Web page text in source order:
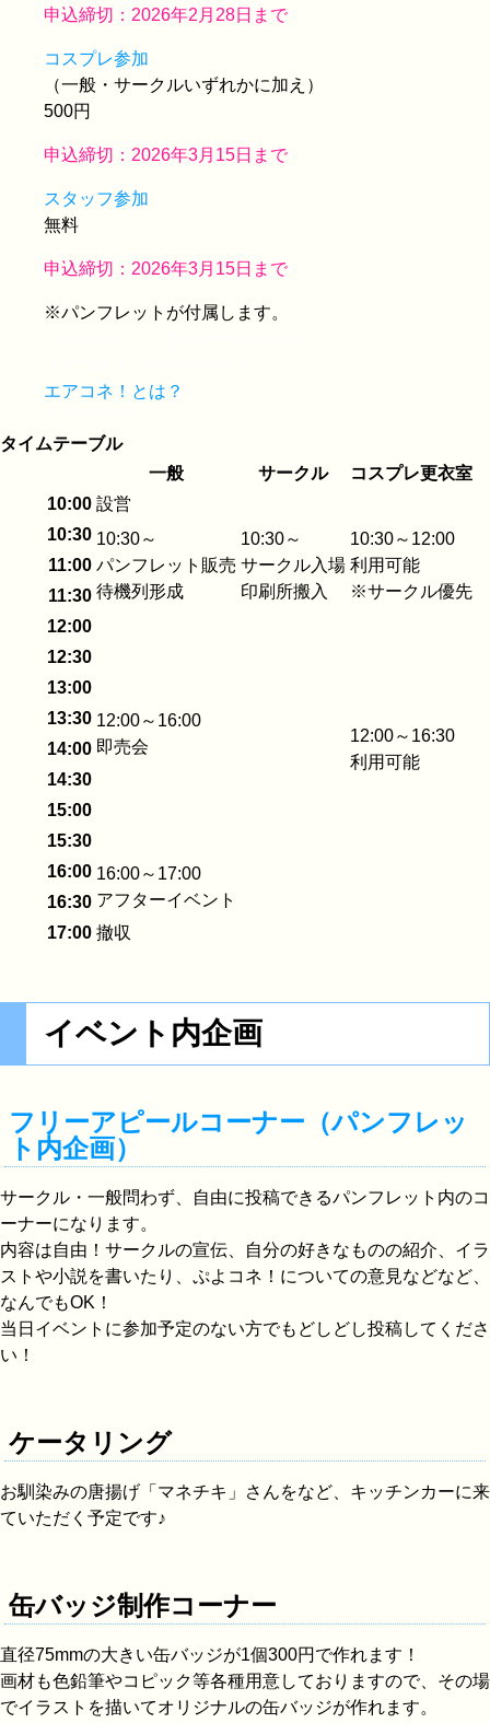
申込締切：2026年2月28日まで
コスプレ参加
（一般・サークルいずれかに加え）
500円
申込締切：2026年3月15日まで
スタッフ参加
無料
申込締切：2026年3月15日まで
※パンフレットが付属します。
エアコネ！とは？
タイムテーブル
一般
サークル
コスプレ更衣室
10:00 設営
10:30 10:30～
パンフレット販売
待機列形成
10:30～
サークル入場
印刷所搬入
10:30～12:00
利用可能
※サークル優先
11:00
11:30
12:00
12:00～16:00
即売会
12:00～16:30
利用可能
12:30
13:00
13:30
14:00
14:30
15:00
15:30
16:00 16:00～17:00
アフターイベント
16:30
17:00 撤収
イベント内企画
フリーアピールコーナー（パンフレッ
ト内企画）
サークル・一般問わず、自由に投稿できるパンフレット内のコ
ーナーになります。
内容は自由！サークルの宣伝、自分の好きなものの紹介、イラ
ストや小説を書いたり、ぷよコネ！についての意見などなど、
なんでもOK！
当日イベントに参加予定のない方でもどしどし投稿してくださ
い！
ケータリング
お馴染みの唐揚げ「マネチキ」さんをなど、キッチンカーに来
ていただく予定です♪
缶バッジ制作コーナー
直径75mmの大きい缶バッジが1個300円で作れます！
画材も色鉛筆やコピック等各種用意しておりますので、その場
でイラストを描いてオリジナルの缶バッジが作れます。